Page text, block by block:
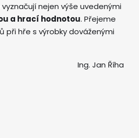
nejen výše uvedenými
a hrací hodnotou. Přejeme
při hře s výrobky dováženými
Ing. Jan Říha